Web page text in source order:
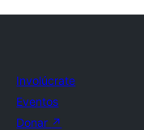
Involúcrate
Eventos
Donar ↗